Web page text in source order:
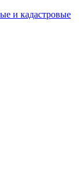
и кадастровые